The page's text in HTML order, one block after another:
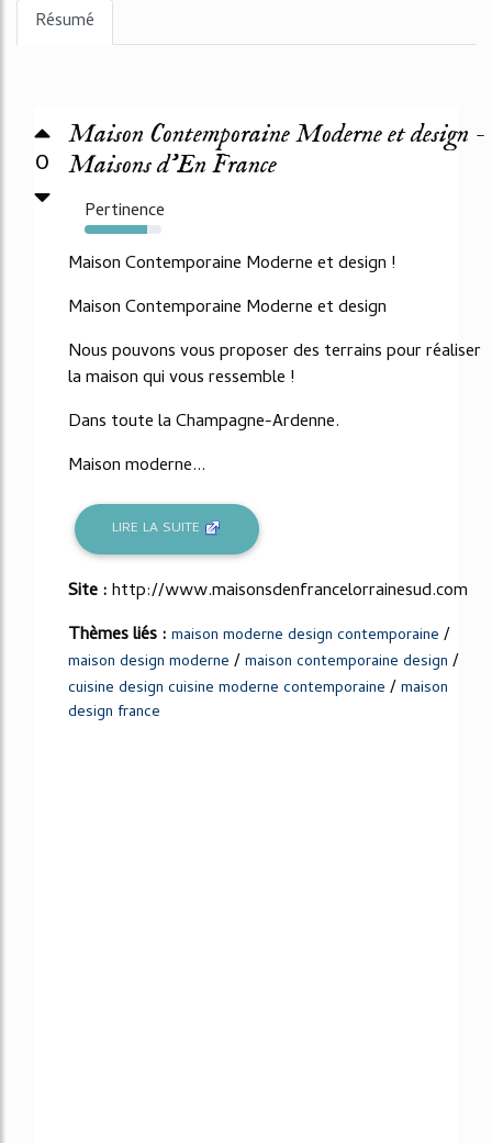
Résumé
0
Maison Contemporaine Moderne et design -
Maisons d'En France
Pertinence
82%
Maison Contemporaine Moderne et design !
Maison Contemporaine Moderne et design
Nous pouvons vous proposer des terrains pour réaliser
la maison qui vous ressemble !
Dans toute la Champagne-Ardenne.
Maison moderne...
LIRE LA SUITE
Site :http://www.maisonsdenfrancelorrainesud.com
Thèmes liés : maison moderne design contemporaine /
maison design moderne /maison contemporaine design /
cuisine design cuisine moderne contemporaine /maison
design france